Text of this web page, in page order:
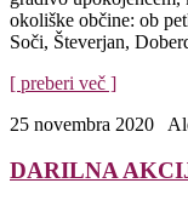
okoliške občine: ob
Soči, Števerjan,
[ preberi več ]
25 novembra 2020
DARILNA